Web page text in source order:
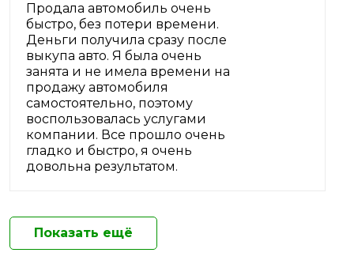
Продала автомобиль очень
быстро, без потери времени.
Деньги получила сразу после
выкупа авто. Я была очень
занята и не имела времени на
продажу автомобиля
самостоятельно, поэтому
воспользовалась услугами
компании. Все прошло очень
гладко и быстро, я очень
довольна результатом.
Показать ещё